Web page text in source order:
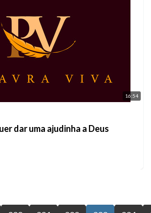
16:54
dar uma ajudinha a Deus